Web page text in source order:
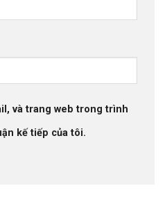
và trang web trong trình
kế tiếp của tôi.